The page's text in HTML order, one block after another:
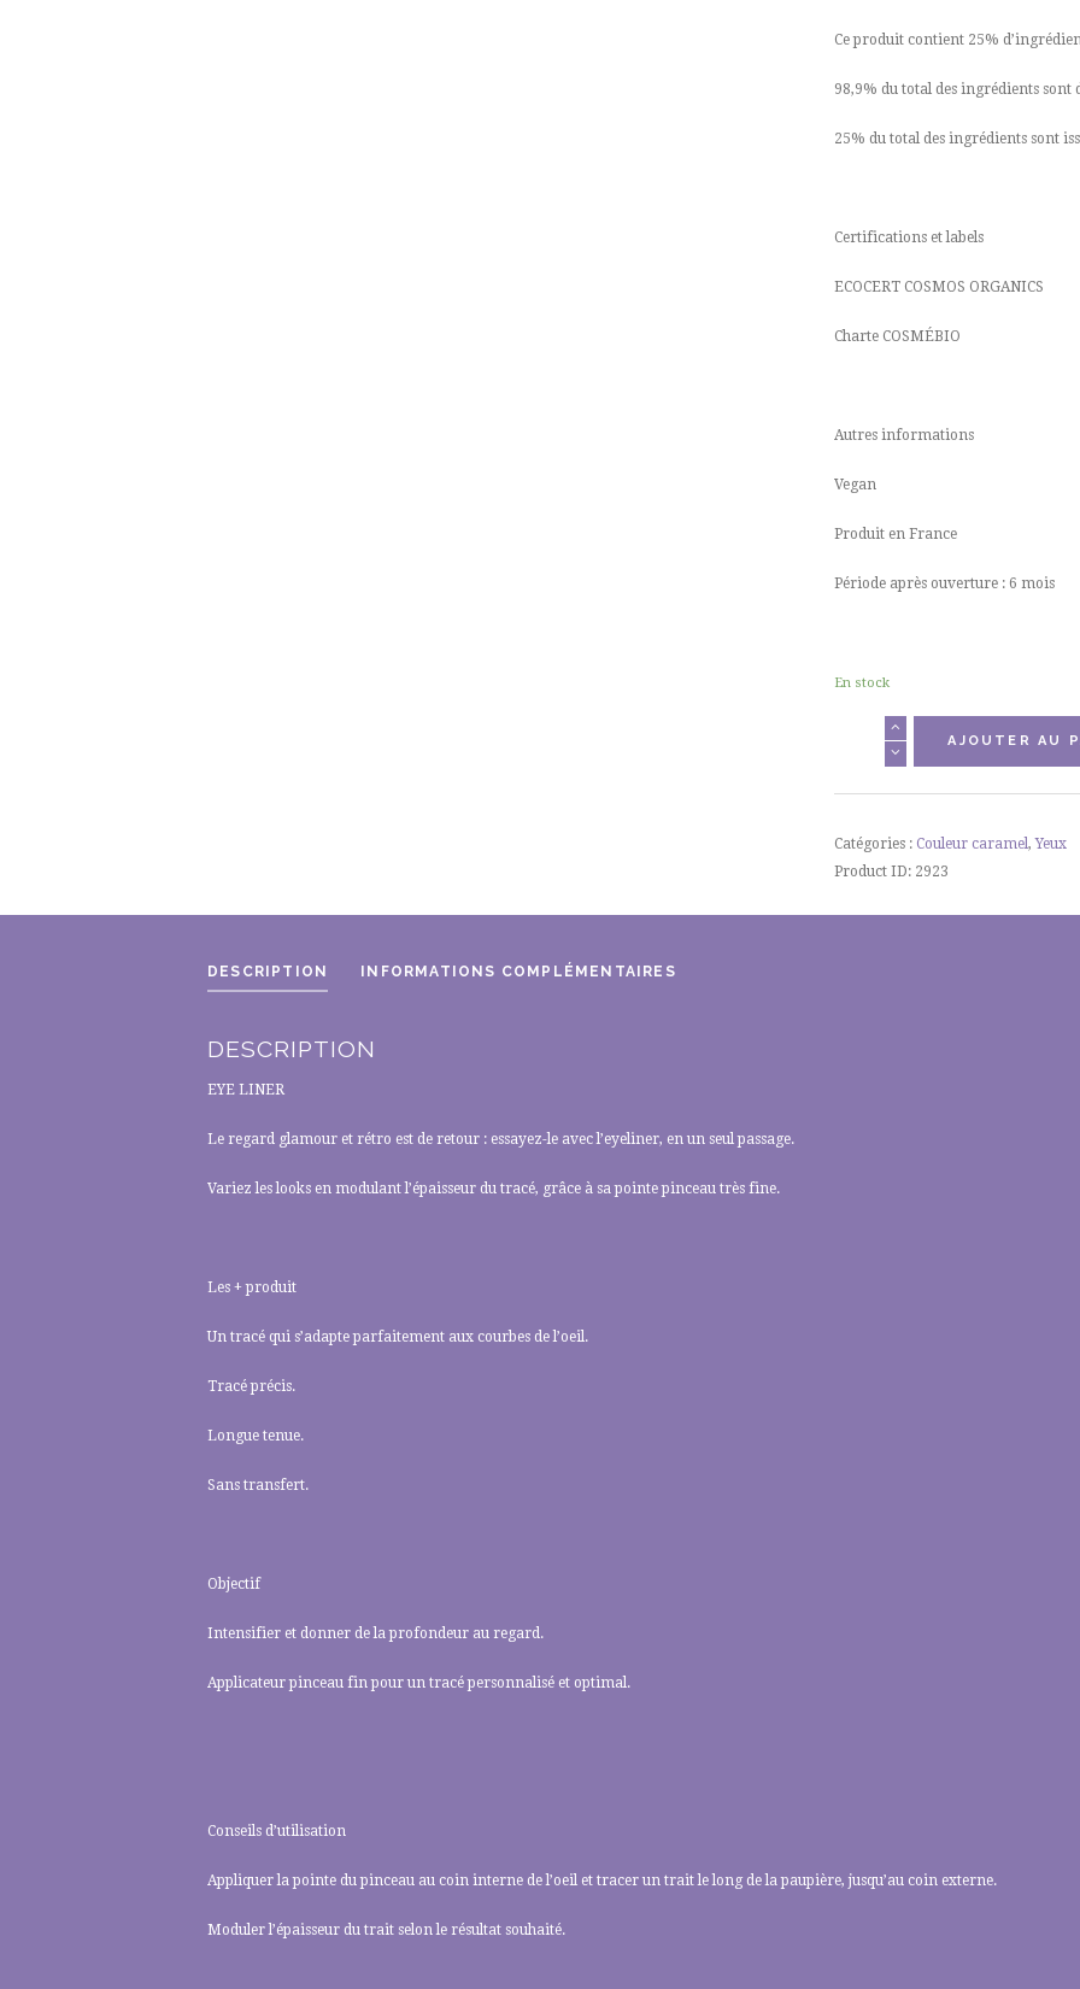
Ce produit contient 25%
98,9% du total des ingrédients sont
25% du total des ingrédients sont
Certifications et labels
ECOCERT COSMOS ORGANICS
Charte COSMÉBIO
Autres informations
Vegan
Produit en France
Période après ouverture : 6 mois
En stock
noir
AJOUTER AU
Catégories : Couleur caramel,Yeux
Product ID: 2923
DESCRIPTION INFORMATIONS COMPLÉMENTAIRES
DESCRIPTION
EYE LINER
Le regard glamour et rétro est de retour : essayez-le avec l’eyeliner, en un seul passage.
Variez les looks en modulant l’épaisseur du tracé, grâce à sa pointe pinceau très fine.
Les + produit
Un tracé qui s’adapte parfaitement aux courbes de l’oeil.
Tracé précis.
Longue tenue.
Sans transfert.
Objectif
Intensifier et donner de la profondeur au regard.
Applicateur pinceau fin pour un tracé personnalisé et optimal.
Conseils d’utilisation
Appliquer la pointe du pinceau au coin interne de l’oeil et tracer un trait le long de la paupière, jusqu’au coin externe.
Moduler l’épaisseur du trait selon le résultat souhaité.